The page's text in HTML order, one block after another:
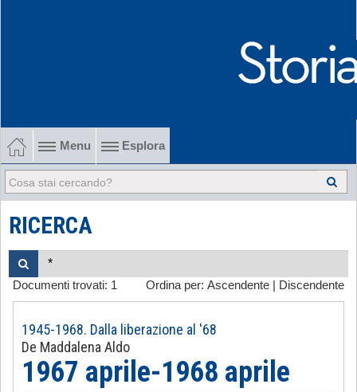
Menu Esplora
1902-1915 Gli esordi
1915-1945 Tra le due guerre
1945-1968 Dalla liberazione al '68
1968-2022 Dalla contestazione all'internazionalizzazione
-
RICERCA
Ordina per: Ascendente Discendente
Documenti trovati: 1
1945-1968. Dalla liberazione al '68
De Maddalena Aldo
1967 aprile-1968 aprile